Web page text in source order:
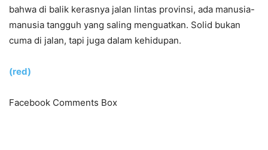
bahwa di balik kerasnya jalan lintas provinsi, ada manusia-
manusia tangguh yang saling menguatkan. Solid bukan
cuma di jalan, tapi juga dalam kehidupan.
(red)
Facebook Comments Box